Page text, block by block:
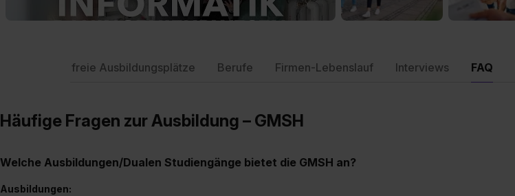
freie Ausbildungsplätze Berufe Firmen-Lebenslauf Interviews FAQ
Häufige Fragen zur Ausbildung – GMSH
Welche Ausbildungen/Dualen Studiengänge bietet die GMSH an?
Ausbildungen: